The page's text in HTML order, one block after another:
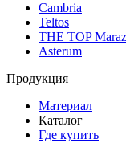
Cambria
Teltos
THE TOP
Asterum
Продукция
Материал
Каталог
Где купить